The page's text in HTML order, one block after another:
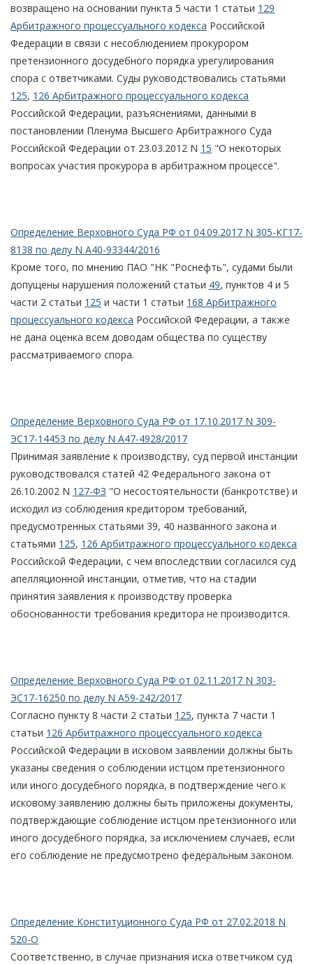
возвращено на основании пункта 5 части 1 статьи 129
Арбитражного процессуального кодекса Российской
Федерации в связи с несоблюдением прокурором
претензионного досудебного порядка урегулирования
спора с ответчиками. Суды руководствовались статьями
125, 126 Арбитражного процессуального кодекса
Российской Федерации, разъяснениями, данными в
постановлении Пленума Высшего Арбитражного Суда
Российской Федерации от 23.03.2012 N 15 "О некоторых
вопросах участия прокурора в арбитражном процессе".
Определение Верховного Суда РФ от 04.09.2017 N 305-КГ17-
8138 по делу N А40-93344/2016
Кроме того, по мнению ПАО "НК "Роснефть", судами были
допущены нарушения положений статьи 49, пунктов 4 и 5
части 2 статьи 125 и части 1 статьи 168 Арбитражного
процессуального кодекса Российской Федерации, а также
не дана оценка всем доводам общества по существу
рассматриваемого спора.
Определение Верховного Суда РФ от 17.10.2017 N 309-
ЭС17-14453 по делу N А47-4928/2017
Принимая заявление к производству, суд первой инстанции
руководствовался статей 42 Федерального закона от
26.10.2002 N 127-ФЗ "О несостоятельности (банкротстве) и
исходил из соблюдения кредитором требований,
предусмотренных статьями 39, 40 названного закона и
статьями 125, 126 Арбитражного процессуального кодекса
Российской Федерации, с чем впоследствии согласился суд
апелляционной инстанции, отметив, что на стадии
принятия заявления к производству проверка
обоснованности требования кредитора не производится.
Определение Верховного Суда РФ от 02.11.2017 N 303-
ЭС17-16250 по делу N А59-242/2017
Согласно пункту 8 части 2 статьи 125, пункта 7 части 1
статьи 126 Арбитражного процессуального кодекса
Российской Федерации в исковом заявлении должны быть
указаны сведения о соблюдении истцом претензионного
или иного досудебного порядка, в подтверждение чего к
исковому заявлению должны быть приложены документы,
подтверждающие соблюдение истцом претензионного или
иного досудебного порядка, за исключением случаев, если
его соблюдение не предусмотрено федеральным законом.
Определение Конституционного Суда РФ от 27.02.2018 N
520-О
Соответственно, в случае признания иска ответчиком суд